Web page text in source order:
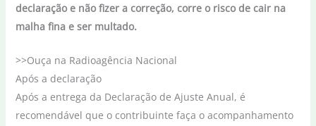
declaração e não fizer a correção, corre o risco de cair na
malha fina e ser multado.
>>Ouça na Radioagência Nacional
Após a declaração
Após a entrega da Declaração de Ajuste Anual, é
recomendável que o contribuinte faça o acompanhamento